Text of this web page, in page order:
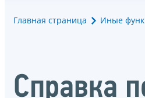
Главная страница Иные
Справка